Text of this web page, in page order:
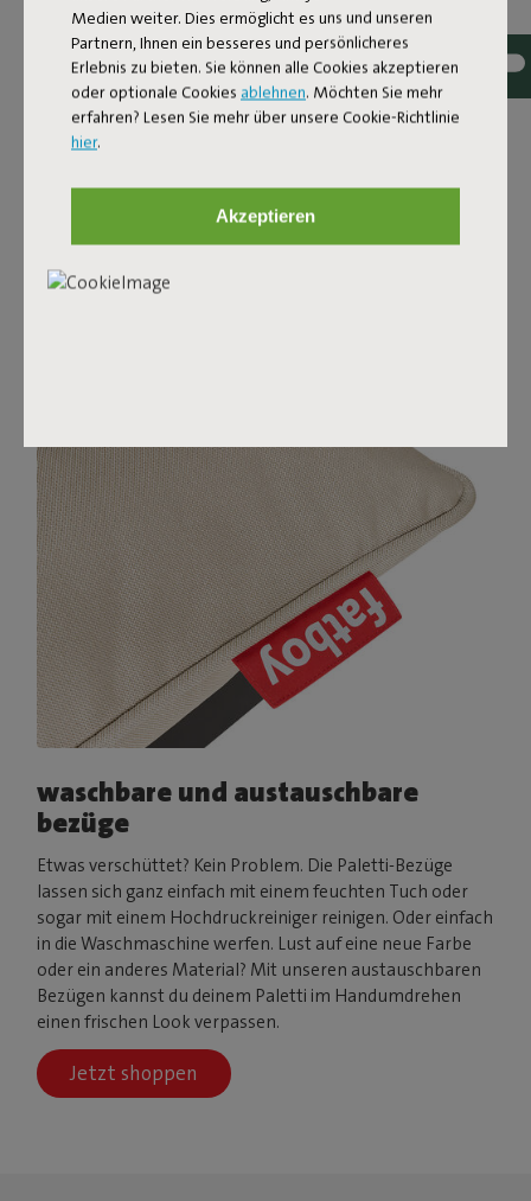
Medien weiter. Dies ermöglicht es uns und unseren
Partnern, Ihnen ein besseres und persönlicheres
Erlebnis zu bieten. Sie können alle Cookies akzeptieren
oder optionale Cookies ablehnen. Möchten Sie mehr
erfahren? Lesen Sie mehr über unsere Cookie-Richtlinie
hier.
Akzeptieren
PALETTI
Die Paletti-Bezüge sind in verschiedenen Farben
Olefin-Bezüge sind wasser- und schmutzabweisend,
waschbare und austauschbare
bezüge
Etwas verschüttet? Kein Problem. Die Paletti-Bezüge
lassen sich ganz einfach mit einem feuchten Tuch oder
sogar mit einem Hochdruckreiniger reinigen. Oder einfach
in die Waschmaschine werfen. Lust auf eine neue Farbe
oder ein anderes Material? Mit unseren austauschbaren
Bezügen kannst du deinem Paletti im Handumdrehen
einen frischen Look verpassen.
Jetzt shoppen